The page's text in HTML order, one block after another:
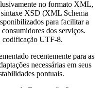
no formato XML,
sintaxe XSD (XML Schema
para facilitar a
dos serviços.
codificação UTF-8.
recentemente para as
necessárias em seus
pontuais.